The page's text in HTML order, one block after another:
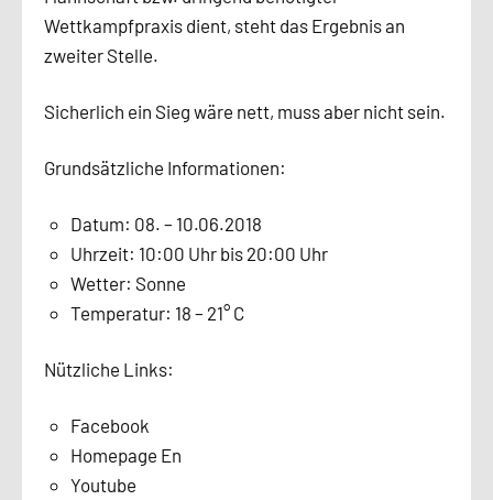
Wettkampfpraxis dient, steht das Ergebnis an
zweiter Stelle.
Sicherlich ein Sieg wäre nett, muss aber nicht sein.
Grundsätzliche Informationen:
Datum: 08. – 10.06.2018
Uhrzeit: 10:00 Uhr bis 20:00 Uhr
Wetter: Sonne
Temperatur: 18 – 21° C
Nützliche Links:
Facebook
Homepage En
Youtube